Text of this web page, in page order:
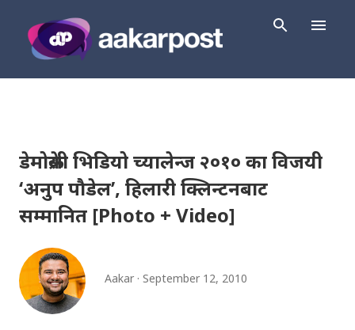
डेमोक्रेसी भिडियो च्यालेन्ज २०१० का विजयी
‘अनुप पौडेल’, हिलारी क्लिन्टनबाट
सम्मानित [Photo + Video]
Aakar September 12, 2010